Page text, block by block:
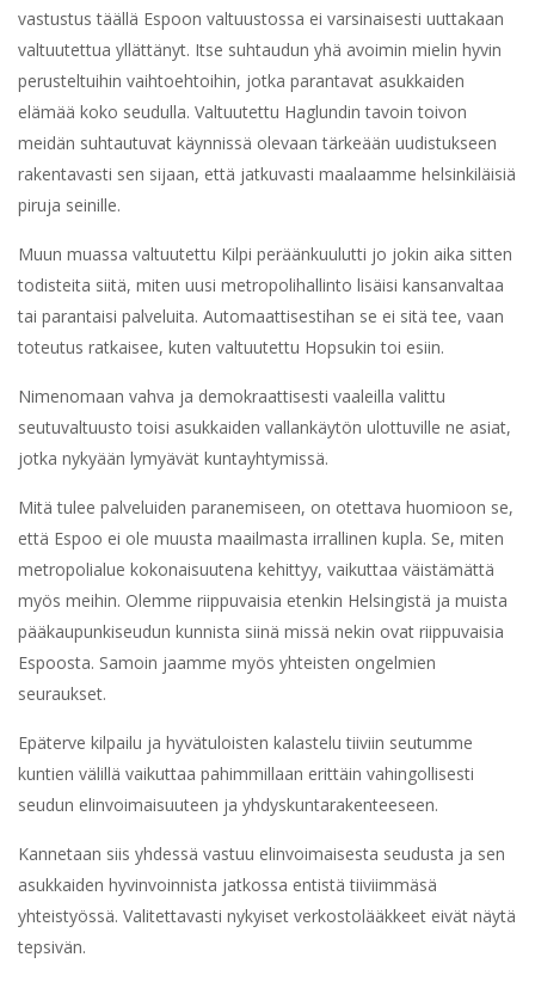
vastustus täällä Espoon valtuustossa ei varsinaisesti uuttakaan
valtuutettua yllättänyt. Itse suhtaudun yhä avoimin mielin hyvin
perusteltuihin vaihtoehtoihin, jotka parantavat asukkaiden
elämää koko seudulla. Valtuutettu Haglundin tavoin toivon
meidän suhtautuvat käynnissä olevaan tärkeään uudistukseen
rakentavasti sen sijaan, että jatkuvasti maalaamme helsinkiläisiä
piruja seinille.
Muun muassa valtuutettu Kilpi peräänkuulutti jo jokin aika sitten
todisteita siitä, miten uusi metropolihallinto lisäisi kansanvaltaa
tai parantaisi palveluita. Automaattisestihan se ei sitä tee, vaan
toteutus ratkaisee, kuten valtuutettu Hopsukin toi esiin.
Nimenomaan vahva ja demokraattisesti vaaleilla valittu
seutuvaltuusto toisi asukkaiden vallankäytön ulottuville ne asiat,
jotka nykyään lymyävät kuntayhtymissä.
Mitä tulee palveluiden paranemiseen, on otettava huomioon se,
että Espoo ei ole muusta maailmasta irrallinen kupla. Se, miten
metropolialue kokonaisuutena kehittyy, vaikuttaa väistämättä
myös meihin. Olemme riippuvaisia etenkin Helsingistä ja muista
pääkaupunkiseudun kunnista siinä missä nekin ovat riippuvaisia
Espoosta. Samoin jaamme myös yhteisten ongelmien
seuraukset.
Epäterve kilpailu ja hyvätuloisten kalastelu tiiviin seutumme
kuntien välillä vaikuttaa pahimmillaan erittäin vahingollisesti
seudun elinvoimaisuuteen ja yhdyskuntarakenteeseen.
Kannetaan siis yhdessä vastuu elinvoimaisesta seudusta ja sen
asukkaiden hyvinvoinnista jatkossa entistä tiiviimmäsä
yhteistyössä. Valitettavasti nykyiset verkostolääkkeet eivät näytä
tepsivän.